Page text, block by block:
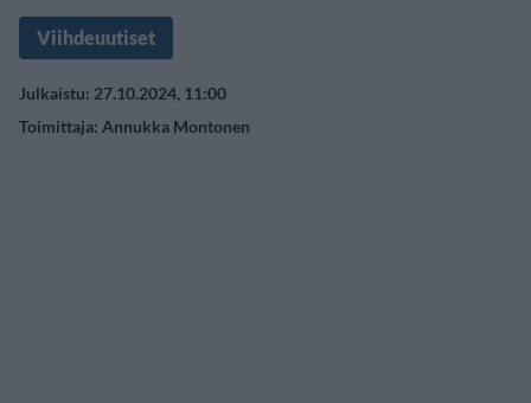
Viihdeuutiset
Julkaistu: 27.10.2024, 11:00
Toimittaja: Annukka Montonen